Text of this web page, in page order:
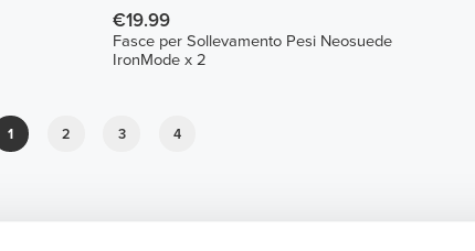
€19.99
Fasce per Sollevamento Pesi Neosuede
IronMode x 2
1 2 3 4